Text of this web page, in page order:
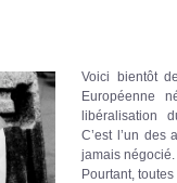
Voici bientôt
Européenne
libéralisation
C’est l’un des
jamais négocié.
Pourtant,